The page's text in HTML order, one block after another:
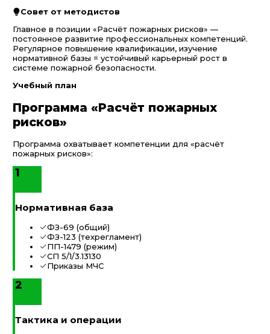
Совет от методистов
Главное в позиции «Расчёт пожарных рисков» —
постоянное развитие профессиональных компетенций.
Регулярное повышение квалификации, изучение
нормативной базы = устойчивый карьерный рост в
системе пожарной безопасности.
Учебный план
Программа «Расчёт пожарных
рисков»
Программа охватывает компетенции для «расчёт
пожарных рисков»:
1
Нормативная база
ФЗ-69 (общий)
ФЗ-123 (техрегламент)
ПП-1479 (режим)
СП 5/1/3.13130
Приказы МЧС
2
Тактика и операции